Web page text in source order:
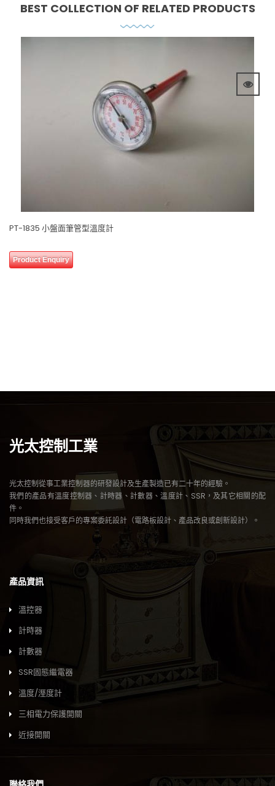
BEST COLLECTION OF RELATED PRODUCTS
PT-1835 小盤面筆管型溫度計
Product Enquiry
光太控制工業
光太控制從事工業控制器的研發設計及生產製造已有二十年的經驗。
我們的產品有溫度控制器、計時器、計數器、溫度計、SSR，及其它相關的配
件。
同時我們也接受客戶的專案委託設計（電路板設計、產品改良或創新設計）。
產品資訊
溫控器
計時器
計數器
SSR固態繼電器
溫度/溼度計
三相電力保護開關
近接開關